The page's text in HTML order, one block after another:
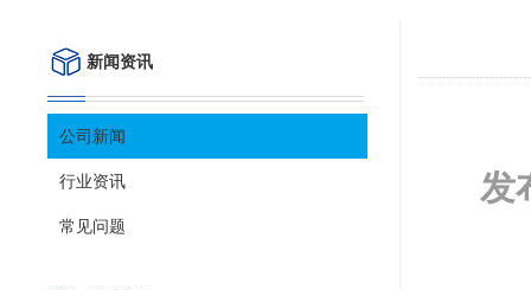
发
新闻资讯
公司新闻
行业资讯
常见问题